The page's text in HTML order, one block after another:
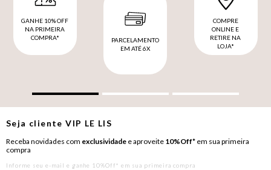
GANHE 10% OFF
NA PRIMEIRA
COMPRA*
PARCELAMENTO
EM ATÉ 6X
COMPRE
ONLINE E
RETIRE NA
LOJA*
Seja clienteVIP LE LIS
Receba novidades com exclusividade e aproveite 10%Off* em sua primeira
compra